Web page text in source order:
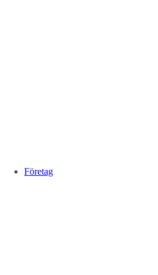
Företag